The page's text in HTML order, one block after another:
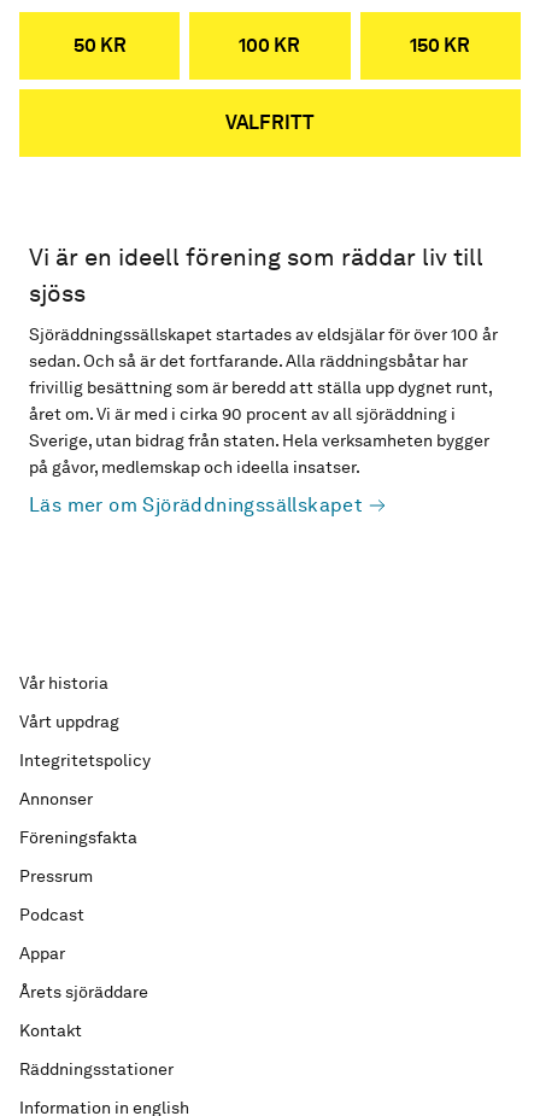
50 KR 100 KR 150 KR
VALFRITT
Vi är en ideell förening som räddar liv till
sjöss
Sjöräddningssällskapet startades av eldsjälar för över 100 år
sedan. Och så är det fortfarande. Alla räddningsbåtar har
frivillig besättning som är beredd att ställa upp dygnet runt,
året om. Vi är med i cirka 90 procent av all sjöräddning i
Sverige, utan bidrag från staten. Hela verksamheten bygger
på gåvor, medlemskap och ideella insatser.
Läs mer om Sjöräddningssällskapet
Vår historia
Vårt uppdrag
Integritetspolicy
Annonser
Föreningsfakta
Pressrum
Podcast
Appar
Årets sjöräddare
Kontakt
Räddningsstationer
Information in english